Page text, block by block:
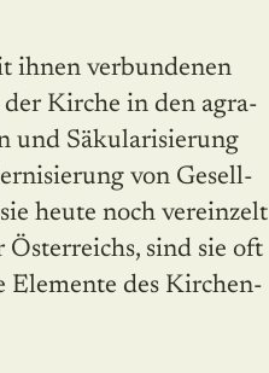
ihnen verbundenen
Kirche in den agra­
und Säkularisierung
von Gesell­
heute noch verein­zelt
sind sie oft
Elemente des Kirchen­